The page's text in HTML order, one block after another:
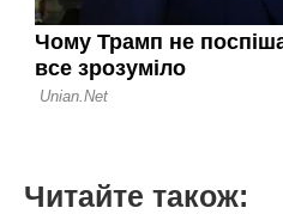
Читайте також: